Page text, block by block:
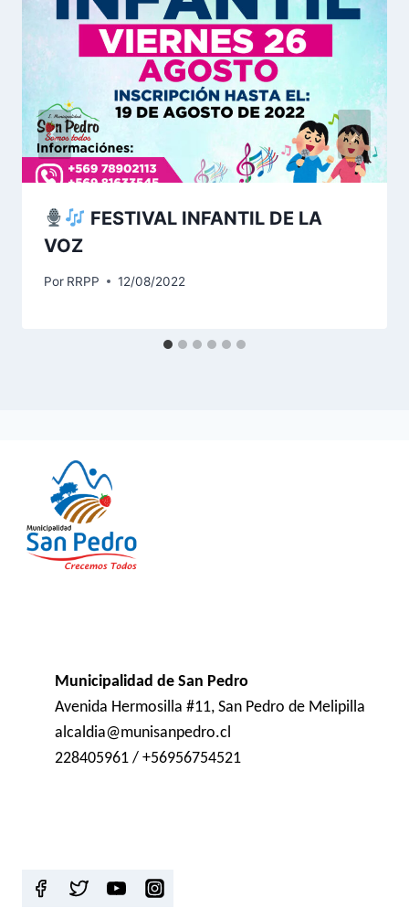
FESTIVAL INFANTIL DE LA
VOZ
Por RRPP 12/08/2022
Municipalidad de San Pedro
Avenida Hermosilla #11, San Pedro de Melipilla
alcaldia@munisanpedro.cl
228405961 / +56956754521